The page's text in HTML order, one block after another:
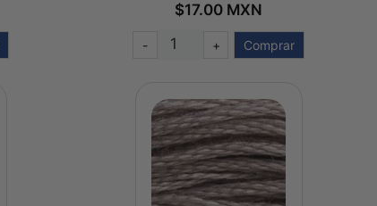
$17.00 MXN
- + Comprar